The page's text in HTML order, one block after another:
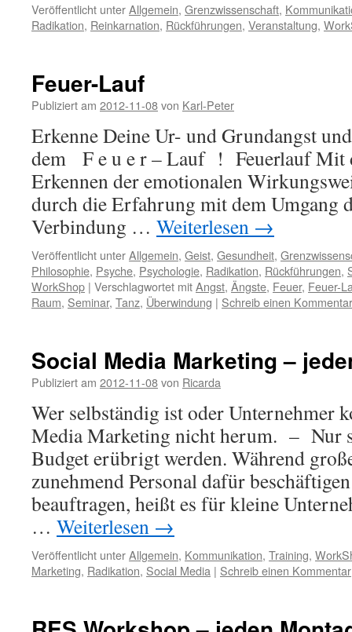
Veröffentlicht unterAllgemein, Grenzwissenschaft,
Radikation, Reinkarnation, Rückführungen, Veranstaltung,
Feuer-Lauf
Publiziert am 2012-11-08von Karl-Peter
Erkenne Deine Ur- und Grundangst
dem F e u e r – Lauf ! Feuerlauf Mit
Erkennen der emotionalen
durch die Erfahrung mit dem Umgang
Verbindung … Weiterlesen →
Veröffentlicht unterAllgemein, Geist, Gesundheit,
Philosophie, Psyche, Psychologie, Radikation, Rückführungen,
WorkShop | Verschlagwortet mitAngst, Ängste, Feuer, Feuer-
Raum, Seminar, Tanz, Überwindung | Schreib einen Kommentar
Social Media Marketing –
Publiziert am 2012-11-08von Ricarda
Wer selbständig ist oder Unternehmer
Media Marketing nicht herum. – Nur
Budget erübrigt werden. Während
zunehmend Personal dafür
beauftragen, heißt es für kleine
… Weiterlesen →
Veröffentlicht unterAllgemein, Kommunikation, Training,
Marketing, Radikation, Social Media | Schreib einen Kommentar